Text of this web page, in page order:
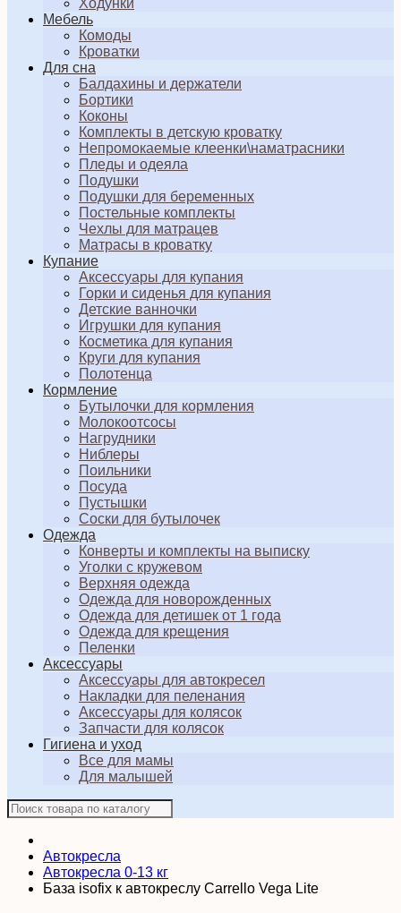
Ходунки
Мебель
Комоды
Кроватки
Для сна
Балдахины и держатели
Бортики
Коконы
Комплекты в детскую кроватку
Непромокаемые клеенки\наматрасники
Пледы и одеяла
Подушки
Подушки для беременных
Постельные комплекты
Чехлы для матрацев
Матрасы в кроватку
Купание
Аксессуары для купания
Горки и сиденья для купания
Детские ванночки
Игрушки для купания
Косметика для купания
Круги для купания
Полотенца
Кормление
Бутылочки для кормления
Молокоотсосы
Нагрудники
Ниблеры
Поильники
Посуда
Пустышки
Соски для бутылочек
Одежда
Конверты и комплекты на выписку
Уголки с кружевом
Верхняя одежда
Одежда для новорожденных
Одежда для детишек от 1 года
Одежда для крещения
Пеленки
Аксессуары
Аксессуары для автокресел
Накладки для пеленания
Аксессуары для колясок
Запчасти для колясок
Гигиена и уход
Все для мамы
Для малышей
Автокресла
Автокресла 0-13 кг
База isofix к автокреслу Carrello Vega Lite